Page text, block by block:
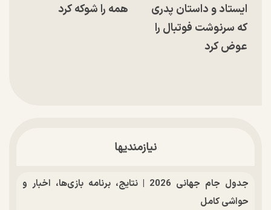
ایستاد و داستان پدری
که سرنوشت فوتبال را
عوض کرد
همه را شوکه کرد
نیازمندیها
جدول جام جهانی 2026 | نتایج، برنامه بازی‌ها، اخبار و
حواشی کامل